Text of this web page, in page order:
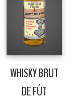
WHISKY BRUT
DE FÛT